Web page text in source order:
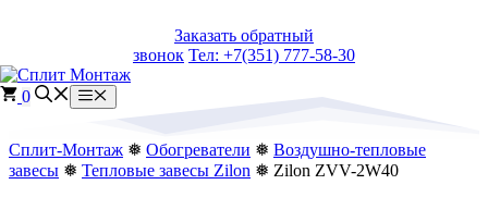
Заказать обратный
звонок Тел: +7(351) 777-58-30
0 Меню
Сплит-Монтаж ❅ Обогреватели ❅ Воздушно-тепловые
завесы ❅ Тепловые завесы Zilon ❅ Zilon ZVV-2W40